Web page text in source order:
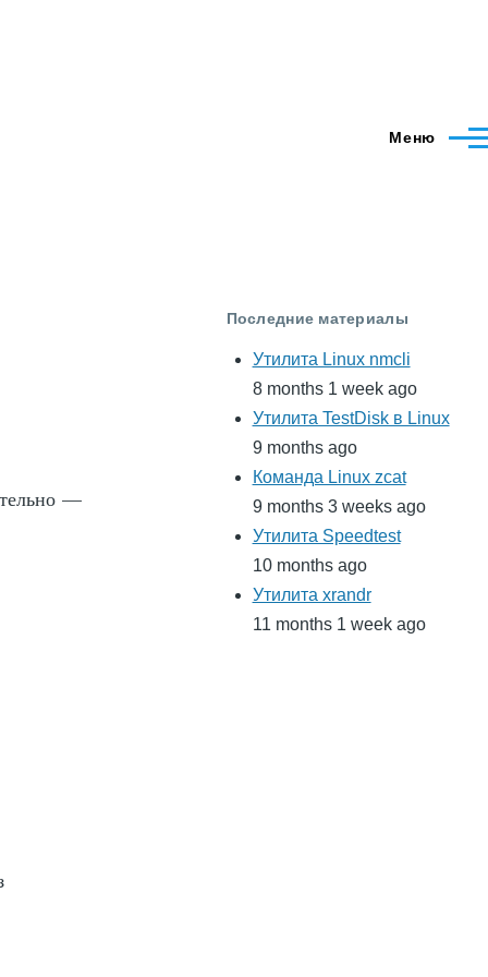
Меню
—
Последние материалы
Утилита Linux nmcli
8 months 1 week ago
Утилита TestDisk в Linux
9 months ago
Команда Linux zcat
9 months 3 weeks ago
Утилита Speedtest
10 months ago
Утилита xrandr
11 months 1 week ago